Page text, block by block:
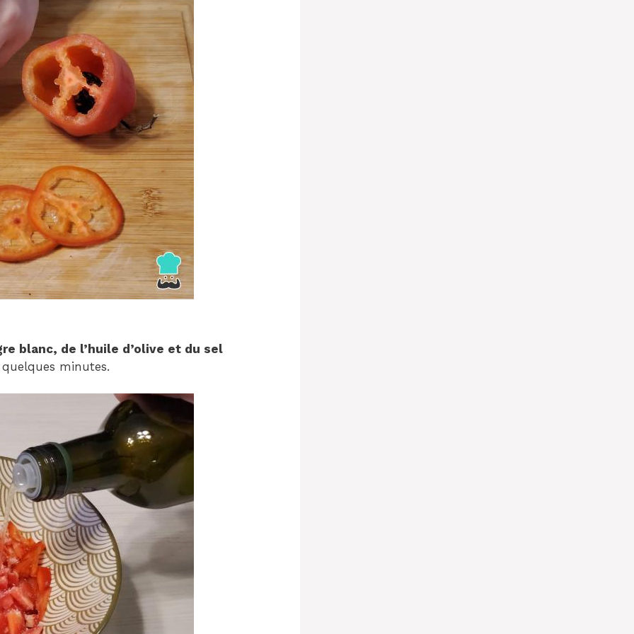
blanc, de l’huile d’olive et du sel
minutes.